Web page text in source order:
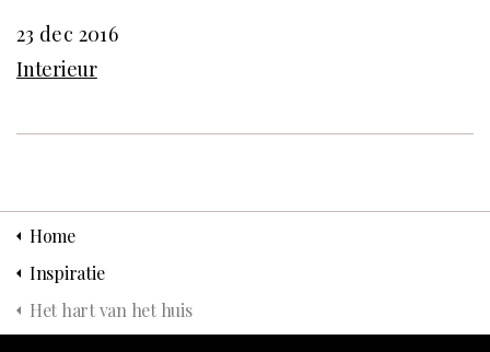
23 dec 2016
Interieur
Home
Inspiratie
Het hart van het huis